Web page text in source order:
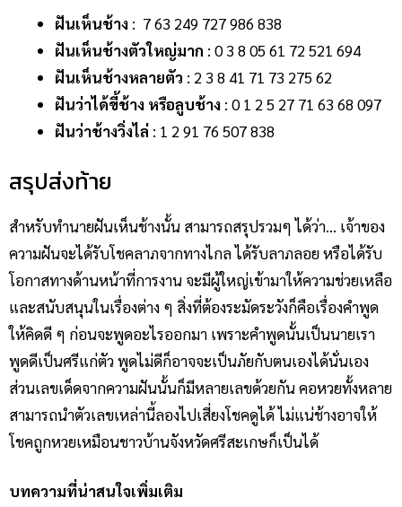
ฝันเห็นช้าง : 7 63 249 727 986 838
ฝันเห็นช้างตัวใหญ่มาก : 0 3 8 05 61 72 521 694
ฝันเห็นช้างหลายตัว : 2 3 8 41 71 73 275 62
ฝันว่าได้ขี้ช้าง หรือลูบช้าง : 0 1 2 5 27 71 63 68 097
ฝันว่าช้างวิ่งไล่ : 1 2 91 76 507 838
สรุปส่งท้าย
สำหรับทำนายฝันเห็นช้างนั้น สามารถสรุปรวมๆ ได้ว่า… เจ้าของ
ความฝันจะได้รับโชคลาภจากทางไกล ได้รับลาภลอย หรือได้รับ
โอกาสทางด้านหน้าที่การงาน จะมีผู้ใหญ่เข้ามาให้ความช่วยเหลือ
และสนับสนุนในเรื่องต่าง ๆ สิ่งที่ต้องระมัดระวังก็คือเรื่องคำพูด
ให้คิดดี ๆ ก่อนจะพูดอะไรออกมา เพราะคำพูดนั้นเป็นนายเรา
พูดดีเป็นศรีแก่ตัว พูดไม่ดีก็อาจจะเป็นภัยกับตนเองได้นั่นเอง
ส่วนเลขเด็ดจากความฝันนั้นก็มีหลายเลขด้วยกัน คอหวยทั้งหลาย
สามารถนำตัวเลขเหล่านี้ลองไปเสี่ยงโชคดูได้ ไม่แน่ช้างอาจให้
โชคถูกหวยเหมือนชาวบ้านจังหวัดศรีสะเกษก็เป็นได้
บทความที่น่าสนใจเพิ่มเติม